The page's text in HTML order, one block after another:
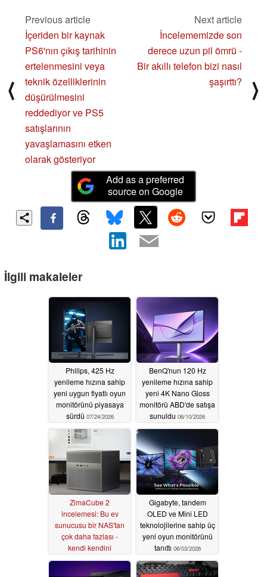
⟨
Previous article
İçeriden bir kaynak
PS6'nın çıkış tarihinin
ertelenmesini veya
teknik özelliklerinin
düşürülmesini
reddediyor ve PS5
satışlarının
yavaşlamasını etken
olarak gösteriyor
Next article
İncelememizde son
derece uzun pil ömrü -
Bir akıllı telefon bizi nasıl
şaşırttı?
⟩
Add as a preferred
source on Google
İlgili makaleler
Philips, 425 Hz
yenileme hızına sahip
yeni uygun fiyatlı oyun
monitörünü piyasaya
sürdü 07/24/2026
BenQ'nun 120 Hz
yenileme hızına sahip
yeni 4K Nano Gloss
monitörü ABD'de satışa
sunuldu 06/10/2026
ZimaCube 2
incelemesi: Bu ev
sunucusu bir NAS'tan
çok daha fazlası -
kendi kendini
barındıran bir güç
merkezi 06/06/2026
Gigabyte, tandem
OLED ve Mini LED
teknolojilerine sahip üç
yeni oyun monitörünü
tanıttı 06/03/2026